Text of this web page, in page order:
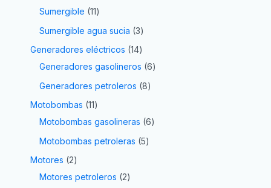
Sumergible 11
Sumergible agua sucia 3
Generadores eléctricos 14
Generadores gasolineros 6
Generadores petroleros 8
Motobombas 11
Motobombas gasolineras 6
Motobombas petroleras 5
Motores
2
Motores petroleros
2